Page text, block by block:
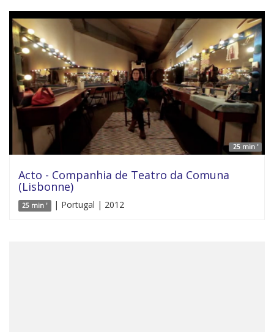
25 min '
Acto - Companhia de Teatro da Comuna
(Lisbonne)
25 min ' | Portugal | 2012